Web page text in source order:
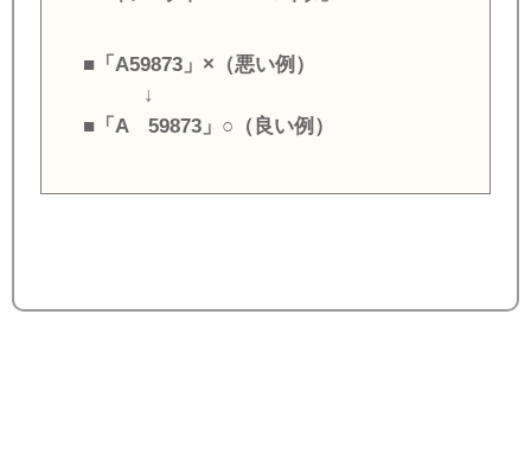
■「A59873」×（悪い例）
↓
■「A 59873」○（良い例）